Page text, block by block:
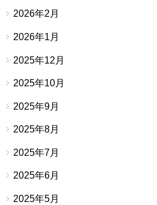
2026年2月
2026年1月
2025年12月
2025年10月
2025年9月
2025年8月
2025年7月
2025年6月
2025年5月